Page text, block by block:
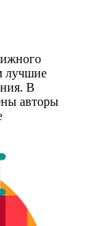
лучшие
В
авторы